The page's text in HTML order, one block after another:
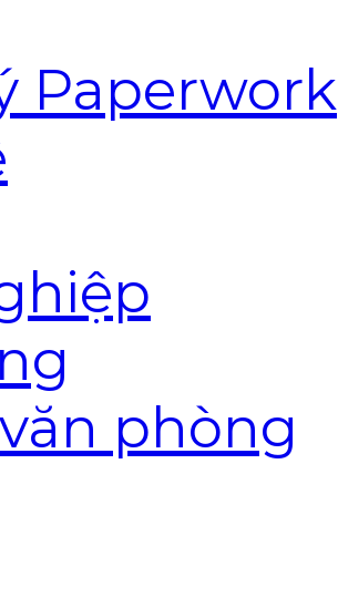
Paperwork
phòng